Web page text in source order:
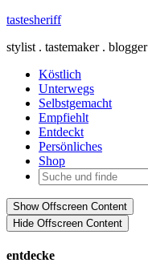
tastesheriff
stylist . tastemaker . blogger
Köstlich
Unterwegs
Selbstgemacht
Empfiehlt
Entdeckt
Persönliches
Shop
Show Offscreen Content
Hide Offscreen Content
entdecke